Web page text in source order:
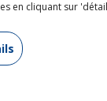
en cliquant sur